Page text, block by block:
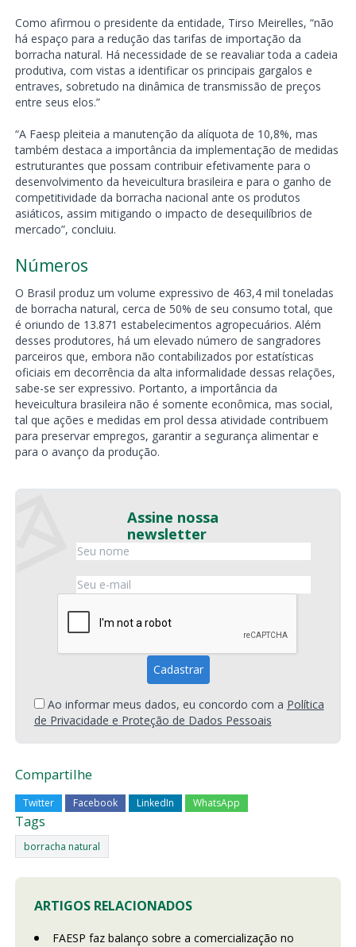
Como afirmou o presidente da entidade, Tirso Meirelles, “não
há espaço para a redução das tarifas de importação da
borracha natural. Há necessidade de se reavaliar toda a cadeia
produtiva, com vistas a identificar os principais gargalos e
entraves, sobretudo na dinâmica de transmissão de preços
entre seus elos.”
“A Faesp pleiteia a manutenção da alíquota de 10,8%, mas
também destaca a importância da implementação de medidas
estruturantes que possam contribuir efetivamente para o
desenvolvimento da heveicultura brasileira e para o ganho de
competitividade da borracha nacional ante os produtos
asiáticos, assim mitigando o impacto de desequilíbrios de
mercado”, concluiu.
Números
O Brasil produz um volume expressivo de 463,4 mil toneladas
de borracha natural, cerca de 50% de seu consumo total, que
é oriundo de 13.871 estabelecimentos agropecuários. Além
desses produtores, há um elevado número de sangradores
parceiros que, embora não contabilizados por estatísticas
oficiais em decorrência da alta informalidade dessas relações,
sabe-se ser expressivo. Portanto, a importância da
heveicultura brasileira não é somente econômica, mas social,
tal que ações e medidas em prol dessa atividade contribuem
para preservar empregos, garantir a segurança alimentar e
para o avanço da produção.
Assine nossa
newsletter
Ao informar meus dados, eu concordo com a Política
de Privacidade e Proteção de Dados Pessoais
Compartilhe
Twitter Facebook LinkedIn WhatsApp
Tags
borracha natural
ARTIGOS RELACIONADOS
FAESP faz balanço sobre a comercialização no